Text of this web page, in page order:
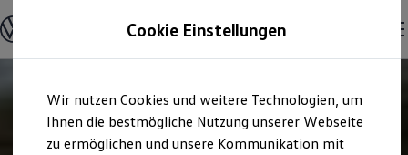
Hauptinhalt
springen
Footer
springen
Modelle und Konfigurator
Konfigurator
Modelle vergleichen
Elektroautos
ENERGY Sondermodelle
Nutzfahrzeuge
Cookie Einstellungen
Wir nutzen Cookies und weitere Technologien, um
Ihnen die bestmögliche Nutzung unserer Webseite
zu ermöglichen und unsere Kommunikation mit